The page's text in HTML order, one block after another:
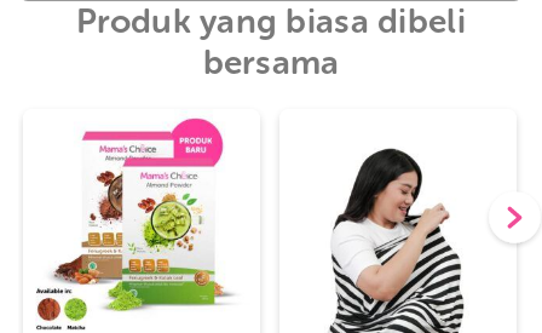
Produk yang biasa dibeli
bersama